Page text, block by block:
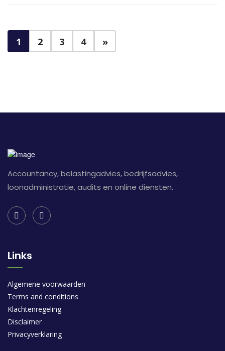
1 2 3 4 »
Accountancy, belastingadvies, bedrijfsadvies,
loonadministratie, audits en online diensten.
Links
Algemene voorwaarden
Terms and conditions
Klachtenregeling
Disclaimer
Privacyverklaring